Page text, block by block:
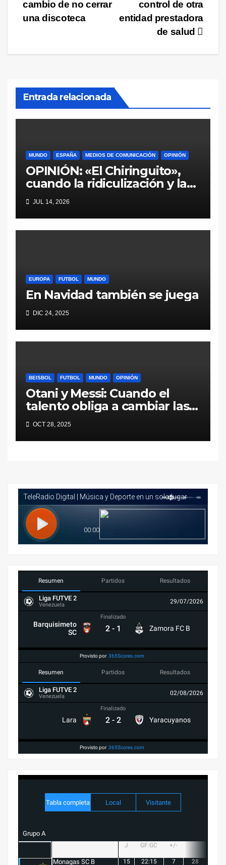
entradas
control de otra
entidad prestadora
de salud
cambio de no cerrar
una discoteca
Entrada relacionada
MUNDO ESPAÑA MEDIOS DE COMUNICACIÓN OPINIÓN
OPINIÓN: «El Chiringuito»,
cuando la ridiculización y la
parcialidad se disfrazan de
periodismo deportivo
JUL 14, 2026
EUROPA FUTBOL MUNDO
En Navidad también se juega
DIC 24, 2025
BEISBOL FUTBOL MUNDO OPINIÓN
Otani y Messi: Cuando el
talento obliga a cambiar las
reglas
OCT 28, 2025
Resumen Partidos Resultados
Liga FUTVE 2
Venezuela 29/07/2026
Barquisimeto
SC
Finalizado
2 - 1 Zamora FC B
Provisto por 365Scores.com
Resumen Partidos Resultados
Liga FUTVE 2
Venezuela 02/08/2026
Lara
Finalizado
2 - 2 Yaracuyanos
Provisto por 365Scores.com
Tabla completa Local Visitante
Grupo A
J GF:GC +/-
Monagas SC B 15 22:15 7 28